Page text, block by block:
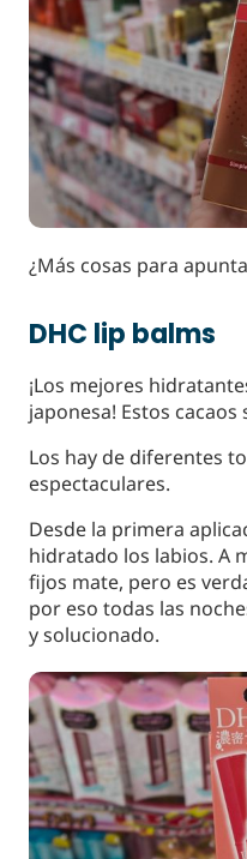
¿Más cosas para
DHC lip balms
¡Los mejores
japonesa! Estos
Los hay de diferentes
espectaculares.
Desde la primera
hidratado los labios. A
fijos mate, pero es
por eso todas las
y solucionado.